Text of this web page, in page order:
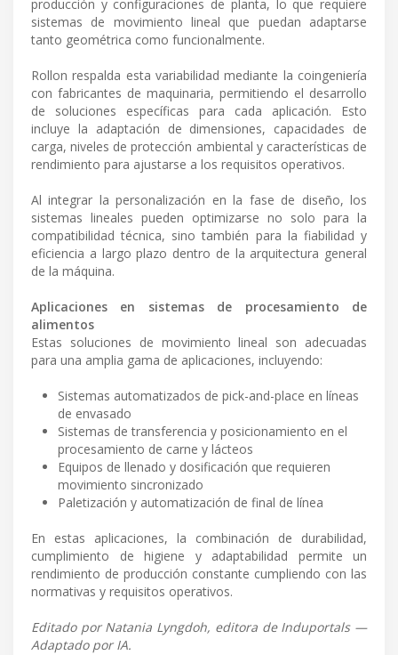
producción y configuraciones de planta, lo que requiere
sistemas de movimiento lineal que puedan adaptarse
tanto geométrica como funcionalmente.
Rollon respalda esta variabilidad mediante la coingeniería
con fabricantes de maquinaria, permitiendo el desarrollo
de soluciones específicas para cada aplicación. Esto
incluye la adaptación de dimensiones, capacidades de
carga, niveles de protección ambiental y características de
rendimiento para ajustarse a los requisitos operativos.
Al integrar la personalización en la fase de diseño, los
sistemas lineales pueden optimizarse no solo para la
compatibilidad técnica, sino también para la fiabilidad y
eficiencia a largo plazo dentro de la arquitectura general
de la máquina.
Aplicaciones en sistemas de procesamiento de
alimentos
Estas soluciones de movimiento lineal son adecuadas
para una amplia gama de aplicaciones, incluyendo:
Sistemas automatizados de pick-and-place en líneas
de envasado
Sistemas de transferencia y posicionamiento en el
procesamiento de carne y lácteos
Equipos de llenado y dosificación que requieren
movimiento sincronizado
Paletización y automatización de final de línea
En estas aplicaciones, la combinación de durabilidad,
cumplimiento de higiene y adaptabilidad permite un
rendimiento de producción constante cumpliendo con las
normativas y requisitos operativos.
Editado por Natania Lyngdoh, editora de Induportals —
Adaptado por IA.